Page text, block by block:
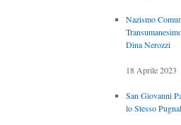
Nazismo
Dina Nerozzi
18 Aprile 2023
San Giovanni
lo Stesso